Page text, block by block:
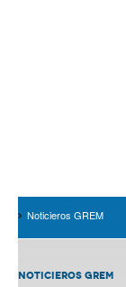
Noticieros GREM
NOTICIEROS GREM